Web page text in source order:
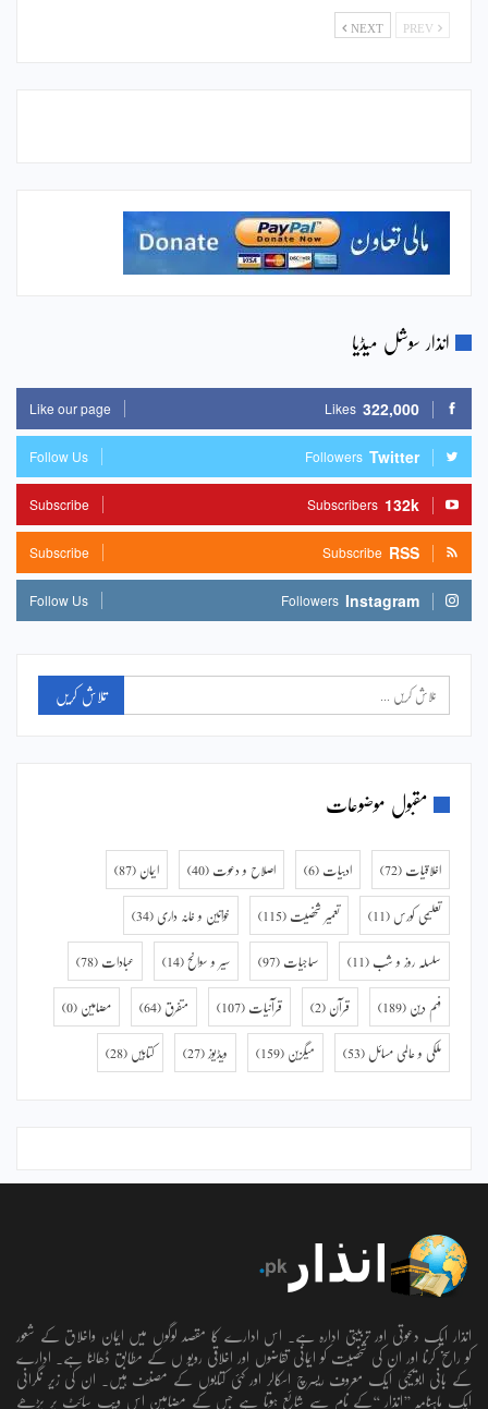
NEXT
انذار سوشل میڈیا
322,000
Likes
Like our page
Twitter
Followers
Follow Us
132k
Subscribers
Subscribe
RSS
Subscribe
Subscribe
Instagram
Followers
Follow Us
مقبول موضوعات
اخلاقیات (72) ادبیات (6) اصلاح و دعوت (40) ایمان (87)
تعلیمی کورس (11) تعمیر شخصیت (115) خواتین و خانہ داری (34)
سلسلہ روز و شب (11) سماجیات (97) سیر و سوانح (14) عبادات (78)
فہم دین (189) قرآن (2) قرآنیات (107) متفرق (64) مضامین (0)
ملکی و عالمی مسائل (53) میگزین (159) ویڈیوز (27) کتابیں (28)
انذار ایک دعوتی اور تربیتی ادارہ ہے۔ اس ادارے کا مقصد لوگوں میں ایمان واخلاق کے شعور
کو راسخ کرنا اور ان کی شخصیت کو ایمانی تقاضوں اور اخلاقی رویو ں کے مطابق ڈھالنا ہے۔ ادارے
کے بانی ابویحییٰ ایک معروف ریسرچ اسکالر اور کئی کتابوں کے مصنف ہیں۔ ان کی زیر نگرانی
ایک ماہنامہ ’’انذار ‘‘کے نام سے شائع ہوتا ہے جس کے مضامین اس ویب سائٹ پر پڑھے